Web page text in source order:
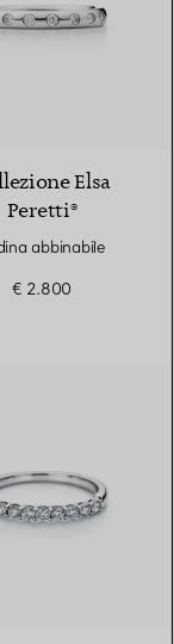
Elsa
Peretti®
abbinabile
€ 2.800